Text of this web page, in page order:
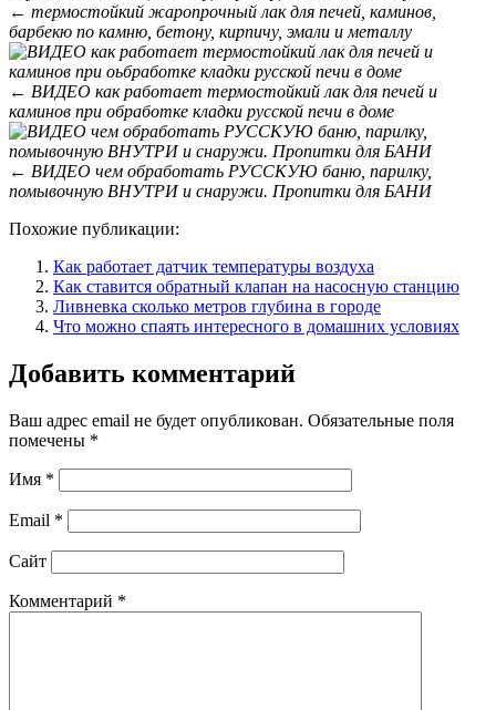
← термостойкий жаропрочный лак для печей, каминов,
барбекю по камню, бетону, кирпичу, эмали и металлу
← ВИДЕО как работает термостойкий лак для печей и
каминов при обработке кладки русской печи в доме
← ВИДЕО чем обработать РУССКУЮ баню, парилку,
помывочную ВНУТРИ и снаружи. Пропитки для БАНИ
Похожие публикации:
Как работает датчик температуры воздуха
Как ставится обратный клапан на насосную станцию
Ливневка сколько метров глубина в городе
Что можно спаять интересного в домашних условиях
Добавить комментарий
Ваш адрес email не будет опубликован. Обязательные поля
помечены *
Имя *
Email *
Сайт
Комментарий *